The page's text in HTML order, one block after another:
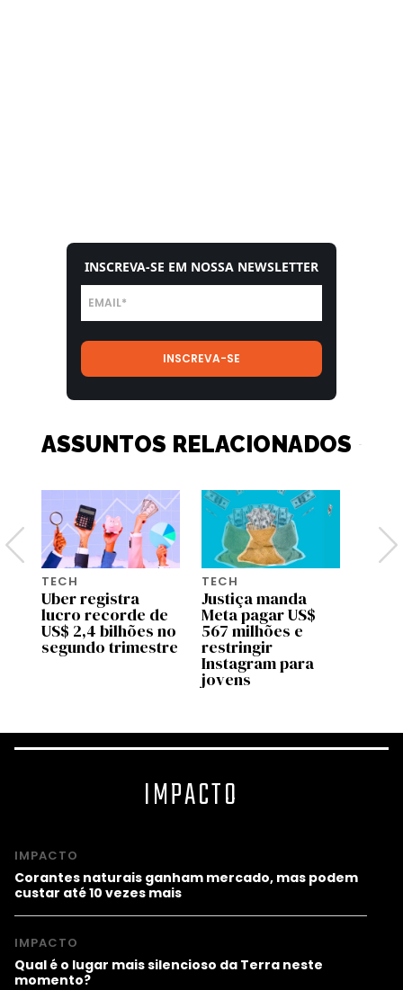
INSCREVA-SE EM NOSSA NEWSLETTER
ASSUNTOS RELACIONADOS
TECH
Uber registra
lucro recorde de
US$ 2,4 bilhões no
segundo trimestre
TECH
Justiça manda
Meta pagar US$
567 milhões e
restringir
Instagram para
jovens
IMPACTO
IMPACTO
Corantes naturais ganham mercado, mas podem
custar até 10 vezes mais
IMPACTO
Qual é o lugar mais silencioso da Terra neste
momento?